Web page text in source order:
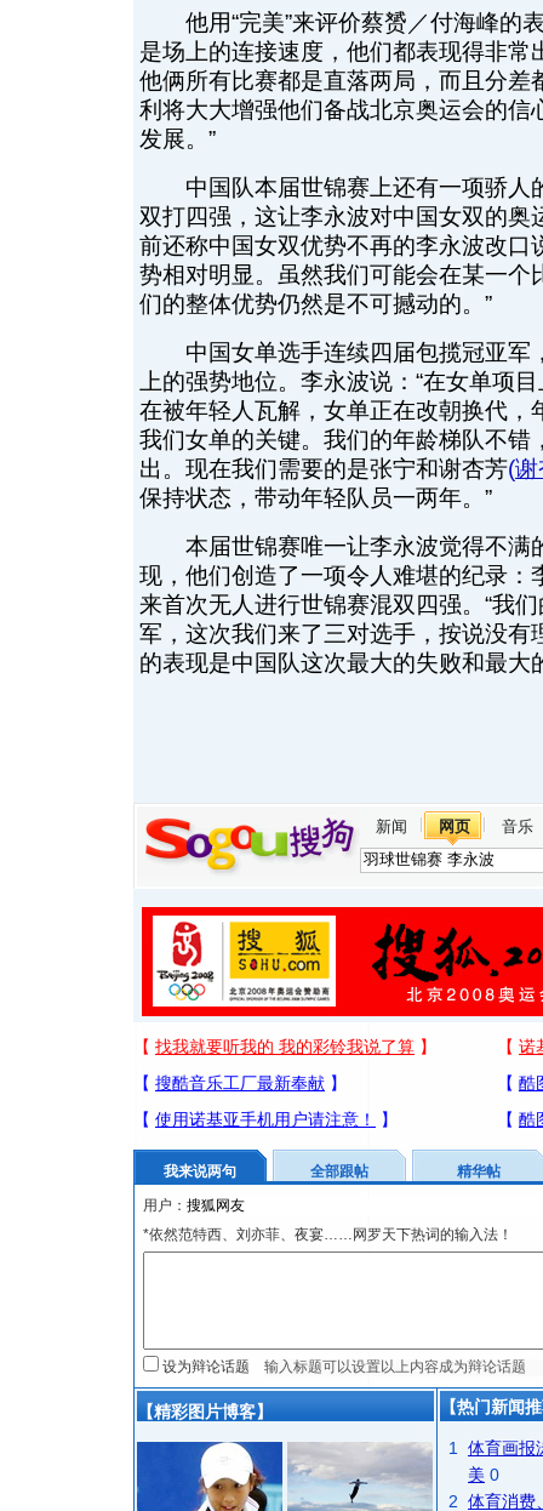
他用“完美”来评价蔡赟／付海峰的
是场上的连接速度，他们都表现得非常
他俩所有比赛都是直落两局，而且分差
利将大大增强他们备战北京奥运会的信
发展。”
中国队本届世锦赛上还有一项骄人
双打四强，这让李永波对中国女双的奥
前还称中国女双优势不再的李永波改口
势相对明显。虽然我们可能会在某一个
们的整体优势仍然是不可撼动的。”
中国女单选手连续四届包揽冠亚军
上的强势地位。李永波说：“在女单项
在被年轻人瓦解，女单正在改朝换代，
我们女单的关键。我们的年龄梯队不错
出。现在我们需要的是张宁和谢杏芳(谢
保持状态，带动年轻队员一两年。”
本届世锦赛唯一让李永波觉得不满
现，他们创造了一项令人难堪的纪录：
来首次无人进行世锦赛混双四强。“我
军，这次我们来了三对选手，按说没有
的表现是中国队这次最大的失败和最大
新闻 网页 音乐
我来说两句 全部跟帖
精华帖
用户：
*依然范特西、刘亦菲、夜宴……网罗天下热词的输入法！
设为辩论话题
【精彩图片博客】 【热门新闻
1
体育画报
美 0
2 体育消费